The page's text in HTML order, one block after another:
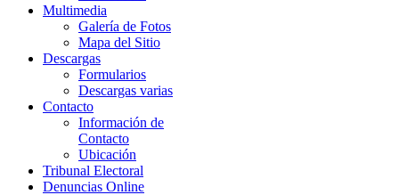
Multimedia
Galería de Fotos
Mapa del Sitio
Descargas
Formularios
Descargas varias
Contacto
Información de
Contacto
Ubicación
Tribunal Electoral
Denuncias Online